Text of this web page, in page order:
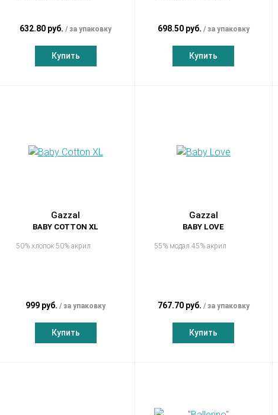
632.80 руб. за упаковку
Купить
698.50 руб. за упаковку
Купить
Gazzal
BABY COTTON XL
50% хлопок 50% акрил
999 руб. за упаковку
Купить
Gazzal
BABY LOVE
55% модал 45% акрил
767.70 руб. за упаковку
Купить